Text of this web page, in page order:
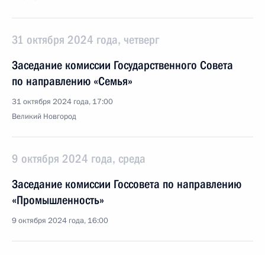
31 октября 2024 года, четверг
Заседание комиссии Государственного Совета
по направлению «Семья»
31 октября 2024 года, 17:00
Великий Новгород
9 октября 2024 года, среда
Заседание комиссии Госсовета по направлению
«Промышленность»
9 октября 2024 года, 16:00